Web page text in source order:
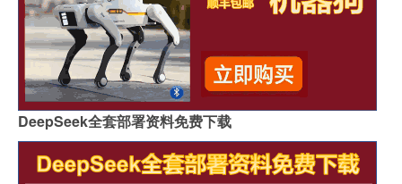
DeepSeek全套部署资料免费下载